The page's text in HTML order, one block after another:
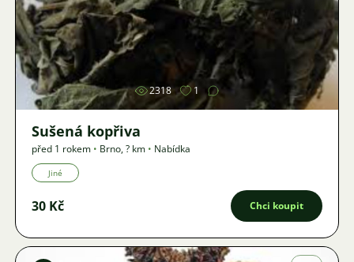
Obrázek
2318 1
Sušená kopřiva
před 1 rokem • Brno,? km • Nabídka
Jiné
30 Kč Chci koupit